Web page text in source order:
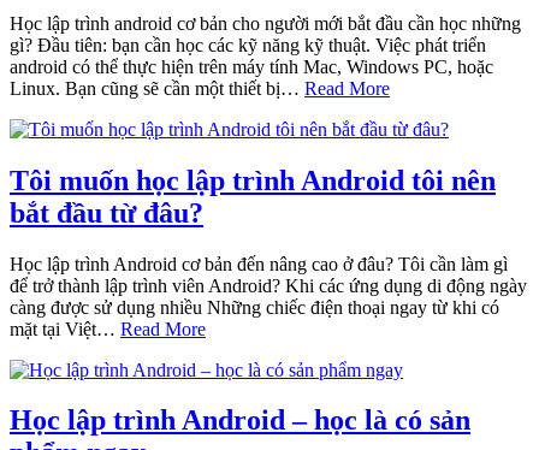
Học lập trình android cơ bản cho người mới bắt đầu cần học những
gì? Đầu tiên: bạn cần học các kỹ năng kỹ thuật. Việc phát triển
android có thể thực hiện trên máy tính Mac, Windows PC, hoặc
Linux. Bạn cũng sẽ cần một thiết bị… Read More
Tôi muốn học lập trình Android tôi nên
bắt đầu từ đâu?
Học lập trình Android cơ bản đến nâng cao ở đâu? Tôi cần làm gì
để trở thành lập trình viên Android? Khi các ứng dụng di động ngày
càng được sử dụng nhiều Những chiếc điện thoại ngay từ khi có
mặt tại Việt… Read More
Học lập trình Android – học là có sản